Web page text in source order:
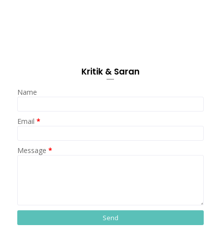
Kritik & Saran
Name
Email *
Message *